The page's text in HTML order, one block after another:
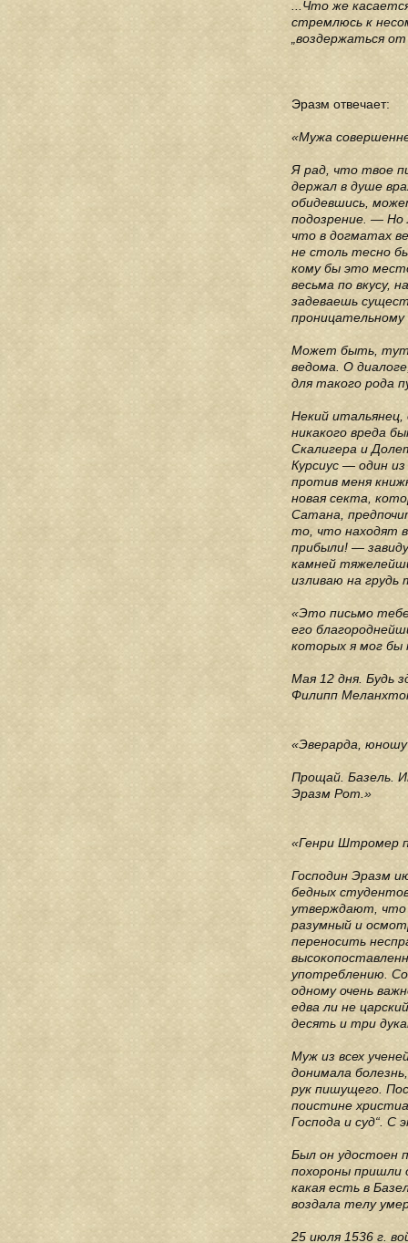
...Что же
стремлюсь к
„воздержаться
Эразм отвечает:
«Мужа
Я рад, что твое
держал в душе
обидевшись,
подозрение. — Но
что в догматах
не столь тесно
кому бы это
весьма по вкусу,
задеваешь
Может быть, тут
ведома. О
для такого рода
Некий итальянец,
никакого вреда
Скалигера и
Курсиус — один
против меня
новая секта,
Сатана,
то, что находят
прибыли! —
камней
изливаю на
«Это письмо
его
которых я мог
Мая 12 дня. Будь
Филипп
«Эверарда, юношу
Прощай. Базель.
Эразм Рот.»
«Генри Штромер
Господин Эразм
бедных
утверждают, что
разумный и
переносить
употреблению.
одному очень
едва ли не
десять и три
Муж из всех
донимала
рук пишущего.
поистине
Господа и суд“. С
Был он удостоен
похороны пришли
какая есть в
воздала телу
25 июля 1536 г.